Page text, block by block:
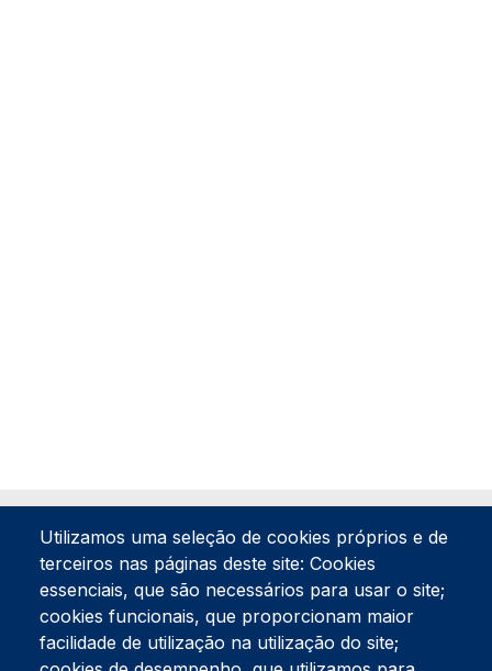
Tel:234 390 100Fax:234 390 100
Utilizamos uma seleção de cookies próprios e de
terceiros nas páginas deste site: Cookies
essenciais, que são necessários para usar o site;
cookies funcionais, que proporcionam maior
facilidade de utilização na utilização do site;